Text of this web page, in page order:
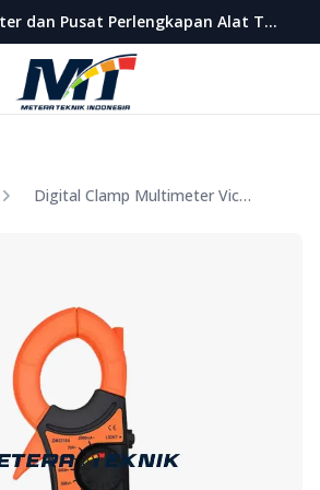
Distributor Flow Meter dan Pusat Perlengkapan Alat Teknik Indonesia
Metera Teknik Indonesia
Digital Clamp Multimeter Victor Model 3218A